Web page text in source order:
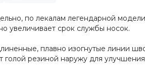
по лекалам легендарной
увеличивает срок службы носок.
плавно изогнутые линии
резиной наружу для